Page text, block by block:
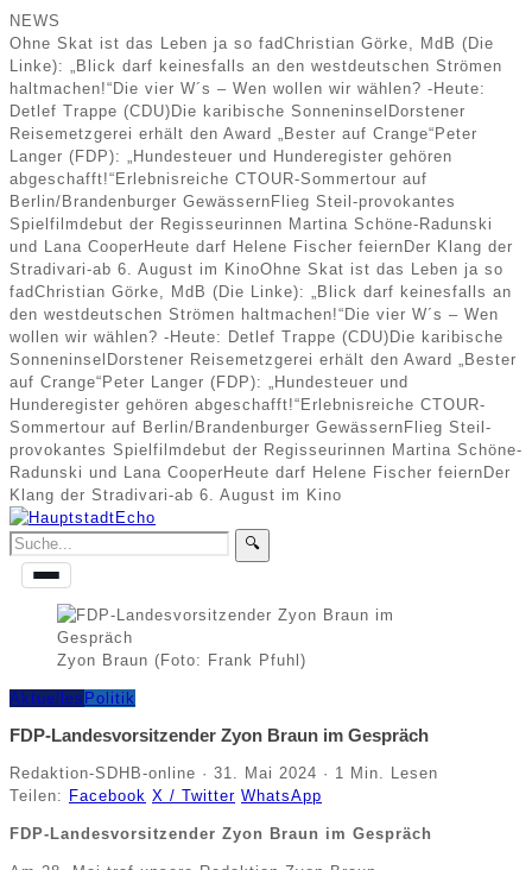
NEWS
Ohne Skat ist das Leben ja so fadChristian Görke, MdB (Die
Linke): „Blick darf keinesfalls an den westdeutschen Strömen
haltmachen!“ Die vier W´s – Wen wollen wir wählen? -Heute:
Detlef Trappe (CDU) Die karibische Sonneninsel Dorstener
Reisemetzgerei erhält den Award „Bester auf Crange“ Peter
Langer (FDP): „Hundesteuer und Hunderegister gehören
abgeschafft!“ Erlebnisreiche CTOUR-Sommertour auf
Berlin/Brandenburger Gewässern Flieg Steil-provokantes
Spielfilmdebut der Regisseurinnen Martina Schöne-Radunski
und Lana Cooper Heute darf Helene Fischer feiern Der Klang der
Stradivari-ab 6. August im KinoOhne Skat ist das Leben ja so
fadChristian Görke, MdB (Die Linke): „Blick darf keinesfalls an
den westdeutschen Strömen haltmachen!“ Die vier W´s – Wen
wollen wir wählen? -Heute: Detlef Trappe (CDU) Die karibische
Sonneninsel Dorstener Reisemetzgerei erhält den Award „Bester
auf Crange“ Peter Langer (FDP): „Hundesteuer und
Hunderegister gehören abgeschafft!“ Erlebnisreiche CTOUR-
Sommertour auf Berlin/Brandenburger Gewässern Flieg Steil-
provokantes Spielfilmdebut der Regisseurinnen Martina Schöne-
Radunski und Lana Cooper Heute darf Helene Fischer feiern Der
Klang der Stradivari-ab 6. August im Kino
🔍
Zyon Braun (Foto: Frank Pfuhl)
Aktuelles Politik
FDP-Landesvorsitzender Zyon Braun im Gespräch
Redaktion-SDHB-online · 31. Mai 2024 · 1 Min. Lesen
Teilen: Facebook X / Twitter WhatsApp
FDP-Landesvorsitzender Zyon Braun im Gespräch